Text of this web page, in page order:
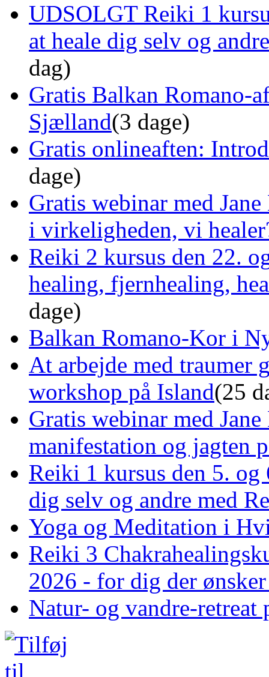
UDSOLGT Reiki 1
at heale dig selv og
dag)
Gratis Balkan Romano-
Sjælland(3 dage)
Gratis onlineaften:
dage)
Gratis webinar med
i virkeligheden, vi
Reiki 2 kursus den 22.
healing, fjernhealing,
dage)
Balkan Romano-Kor i
At arbejde med traumer
workshop på Island(25
Gratis webinar med
manifestation og jagten
Reiki 1 kursus den 5.
dig selv og andre med
Yoga og Meditation i
Reiki 3
2026 - for dig der
Natur- og vandre-retreat